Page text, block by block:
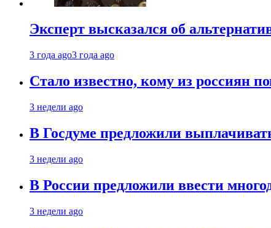
Эксперт высказался об
3 года ago3 года ago
Стало известно, кому из россиян
3 недели ago
В Госдуме предложили
3 недели ago
В России предложили ввести
3 недели ago